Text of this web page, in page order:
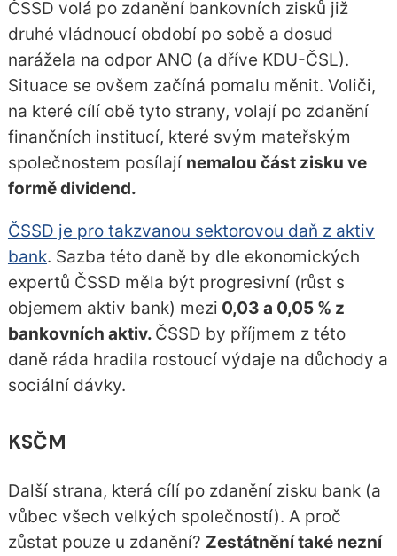
ČSSD volá po zdanění bankovních zisků již
druhé vládnoucí období po sobě a dosud
narážela na odpor ANO (a dříve KDU-ČSL).
Situace se ovšem začíná pomalu měnit. Voliči,
na které cílí obě tyto strany, volají po zdanění
finančních institucí, které svým mateřským
společnostem posílají nemalou část zisku ve
formě dividend.
ČSSD je pro takzvanou sektorovou daň z aktiv
bank. Sazba této daně by dle ekonomických
expertů ČSSD měla být progresivní (růst s
objemem aktiv bank) mezi 0,03 a 0,05 % z
bankovních aktiv. ČSSD by příjmem z této
daně ráda hradila rostoucí výdaje na důchody a
sociální dávky.
KSČM
Další strana, která cílí po zdanění zisku bank (a
vůbec všech velkých společností). A proč
zůstat pouze u zdanění? Zestátnění také nezní